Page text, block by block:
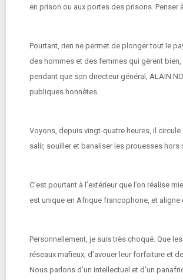
en prison ou aux portes des prisons. Penser
Pourtant, rien ne permet de plonger tout le
des hommes et des femmes qui gèrent
pendant que son directeur général, ALAIN
publiques honnêtes.
Voyons, depuis vingt-quatre heures, il
salir, souiller et banaliser les prouesses hors
C’est pourtant à l’extérieur que l’on réalise
est unique en Afrique francophone, et
Personnellement, je suis très choqué. Que
réseaux mafieux, d’avouer leur forfaiture et
Nous parlons d’un intellectuel et d’un